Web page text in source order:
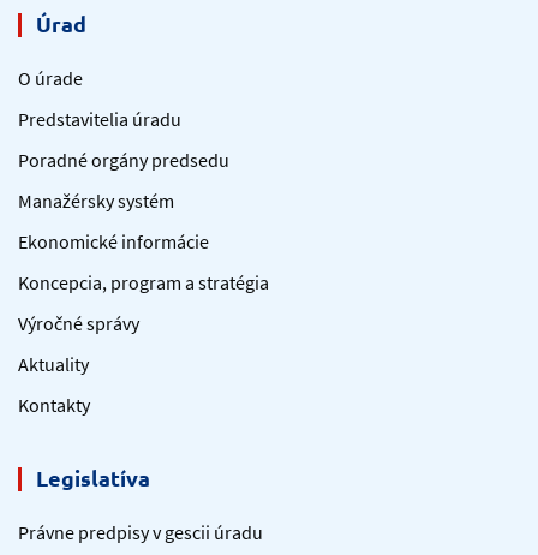
Úrad
O úrade
Predstavitelia úradu
Poradné orgány predsedu
Manažérsky systém
Ekonomické informácie
Koncepcia, program a stratégia
Výročné správy
Aktuality
Kontakty
Legislatíva
Právne predpisy v gescii úradu